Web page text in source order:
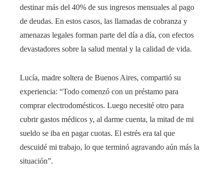
destinar más del 40% de sus ingresos mensuales al pago
de deudas. En estos casos, las llamadas de cobranza y
amenazas legales forman parte del día a día, con efectos
devastadores sobre la salud mental y la calidad de vida.
Lucía, madre soltera de Buenos Aires, compartió su
experiencia: “Todo comenzó con un préstamo para
comprar electrodomésticos. Luego necesité otro para
cubrir gastos médicos y, al darme cuenta, la mitad de mi
sueldo se iba en pagar cuotas. El estrés era tal que
descuidé mi trabajo, lo que terminó agravando aún más la
situación”.